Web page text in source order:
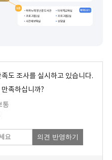
도 조사를 실시하고 있습니다.
족하십니까?
통
의견 반영하기